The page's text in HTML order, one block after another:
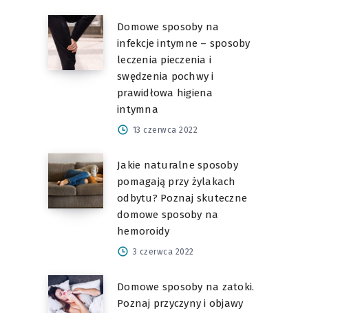
Domowe sposoby na
infekcje intymne – sposoby
leczenia pieczenia i
swędzenia pochwy i
prawidłowa higiena
intymna
13 czerwca 2022
Jakie naturalne sposoby
pomagają przy żylakach
odbytu? Poznaj skuteczne
domowe sposoby na
hemoroidy
3 czerwca 2022
Domowe sposoby na zatoki.
Poznaj przyczyny i objawy